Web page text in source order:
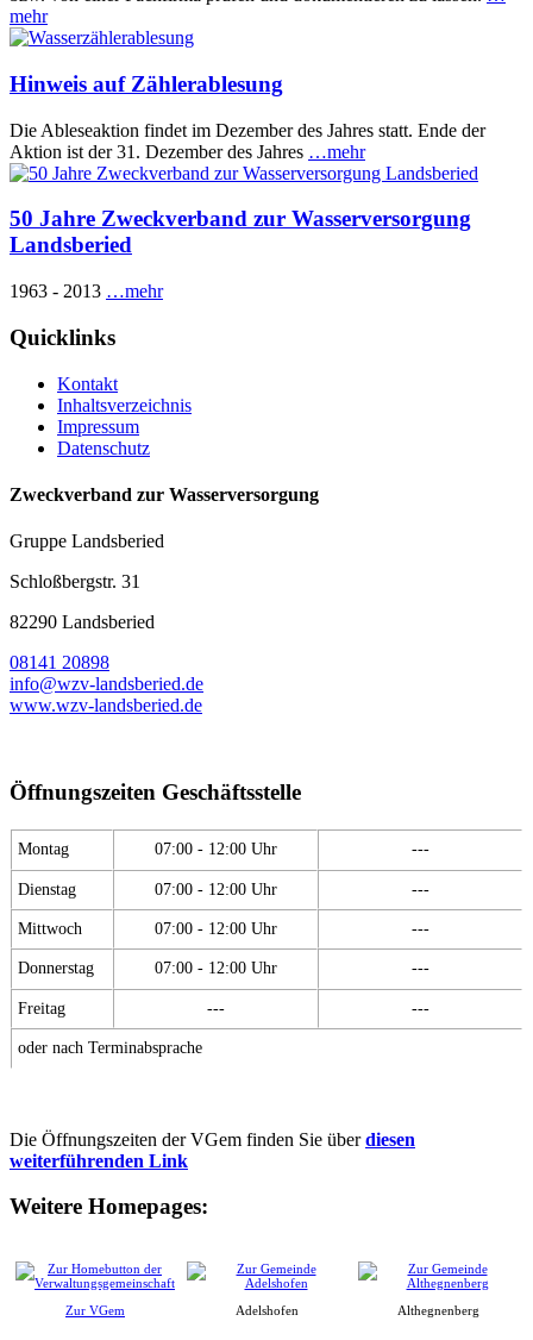
mehr
Hinweis auf Zählerablesung
Die Ableseaktion findet im Dezember des Jahres statt. Ende der
Aktion ist der 31. Dezember des Jahres …mehr
50 Jahre Zweckverband zur Wasserversorgung
Landsberied
1963 - 2013 …mehr
Quicklinks
Kontakt
Inhaltsverzeichnis
Impressum
Datenschutz
Zweckverband zur Wasserversorgung
Gruppe Landsberied
Schloßbergstr. 31
82290 Landsberied
08141 20898
info@wzv-landsberied.de
www.wzv-landsberied.de
Öffnungszeiten Geschäftsstelle
Montag 07:00 - 12:00 Uhr ---
Dienstag 07:00 - 12:00 Uhr ---
Mittwoch 07:00 - 12:00 Uhr ---
Donnerstag 07:00 - 12:00 Uhr ---
Freitag --- ---
oder nach Terminabsprache
Die Öffnungszeiten der VGem finden Sie überdiesen
weiterführenden Link
Weitere Homepages:
Zur VGem Adelshofen Althegnenberg